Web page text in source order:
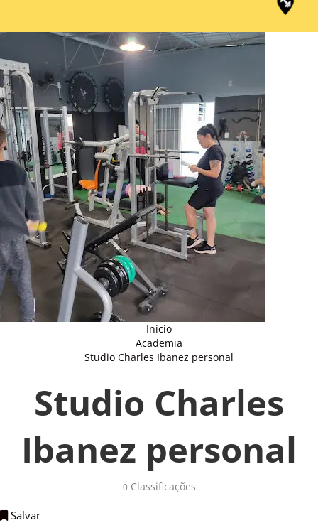
Início
Academia
Studio Charles Ibanez personal
Studio Charles
Ibanez personal
0Classificações
Salvar